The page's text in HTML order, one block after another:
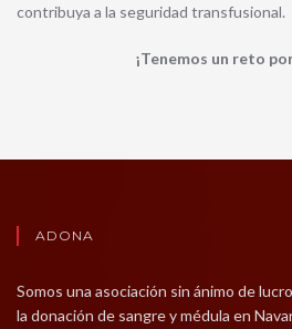
contribuya a la seguridad transfusional.
¡Tenemos un reto
ADONA
Somos una asociación sin ánimo de
la donación de sangre y médula en